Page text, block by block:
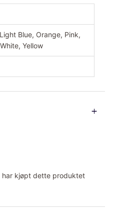
Blue, Orange, Pink,
Yellow
har kjøpt dette produktet